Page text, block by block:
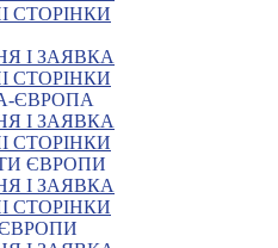
СТОРІНКИ
І ЗАЯВКА
СТОРІНКИ
ЄВРОПА
І ЗАЯВКА
СТОРІНКИ
ЄВРОПИ
І ЗАЯВКА
СТОРІНКИ